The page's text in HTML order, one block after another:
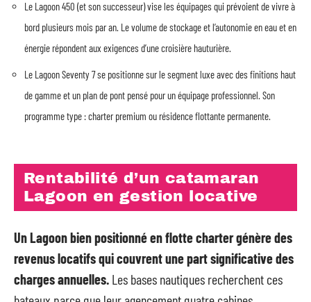
Le Lagoon 450 (et son successeur) vise les équipages qui prévoient de vivre à
bord plusieurs mois par an. Le volume de stockage et l’autonomie en eau et en
énergie répondent aux exigences d’une croisière hauturière.
Le Lagoon Seventy 7 se positionne sur le segment luxe avec des finitions haut
de gamme et un plan de pont pensé pour un équipage professionnel. Son
programme type : charter premium ou résidence flottante permanente.
Rentabilité d’un catamaran
Lagoon en gestion locative
Un Lagoon bien positionné en flotte charter génère des
revenus locatifs qui couvrent une part significative des
charges annuelles. Les bases nautiques recherchent ces